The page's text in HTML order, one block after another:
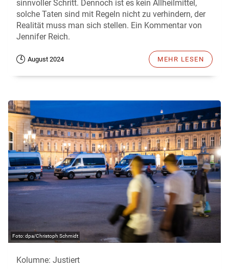
sinnvoller Schritt. Dennoch ist es kein Allheilmittel,
solche Taten sind mit Regeln nicht zu verhindern, der
Realität muss man sich stellen. Ein Kommentar von
Jennifer Reich.
August 2024 MEHR LESEN
dpa/Christoph Schmidt
Kolumne: Justiert